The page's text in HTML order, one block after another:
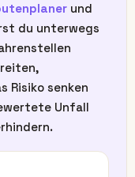
und
du unterwegs
Risiko senken
Unfall